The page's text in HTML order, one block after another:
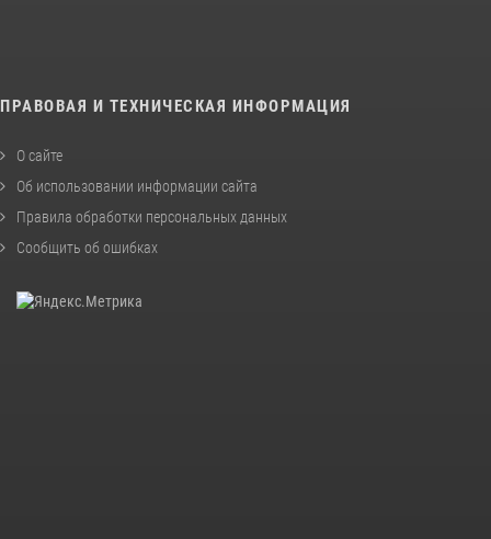
ПРАВОВАЯ И ТЕХНИЧЕСКАЯ ИНФОРМАЦИЯ
О сайте
Об использовании информации сайта
Правила обработки персональных данных
Сообщить об ошибках